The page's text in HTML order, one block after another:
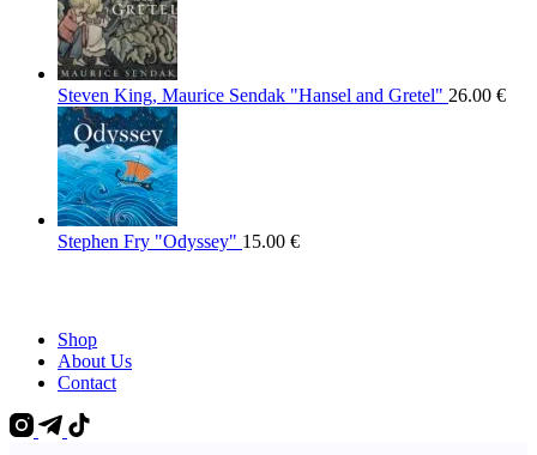
Steven King, Maurice Sendak "Hansel and Gretel" 26.00 €
Stephen Fry "Odyssey" 15.00 €
Shop
About Us
Contact